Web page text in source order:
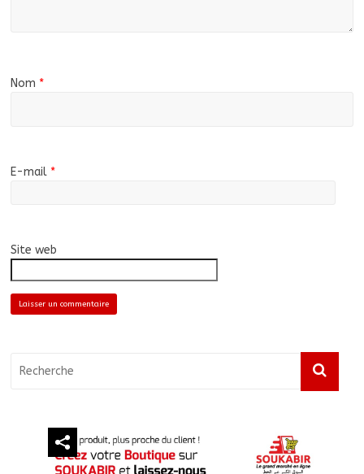
Nom *
E-mail *
Site web